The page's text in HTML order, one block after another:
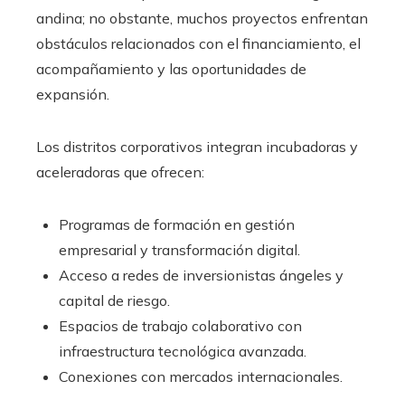
andina; no obstante, muchos proyectos enfrentan
obstáculos relacionados con el financiamiento, el
acompañamiento y las oportunidades de
expansión.
Los distritos corporativos integran incubadoras y
aceleradoras que ofrecen:
Programas de formación en gestión
empresarial y transformación digital.
Acceso a redes de inversionistas ángeles y
capital de riesgo.
Espacios de trabajo colaborativo con
infraestructura tecnológica avanzada.
Conexiones con mercados internacionales.